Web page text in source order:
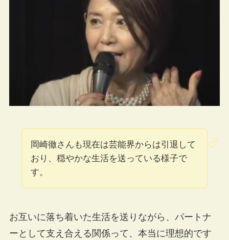
岡崎徹さんも現在は芸能界からは引退して
おり、穏やかな生活を送っている様子で
す。
お互いに落ち着いた生活を送りながら、パートナ
ーとして支え合える関係って、本当に理想的です